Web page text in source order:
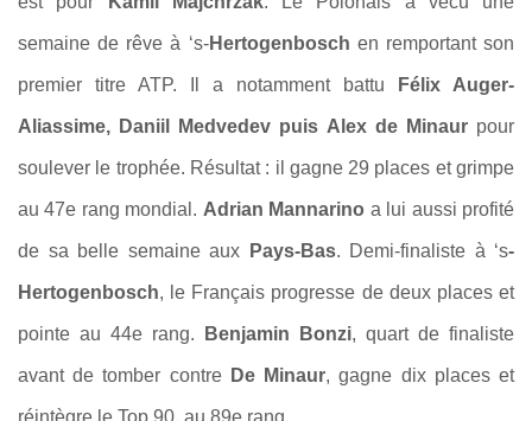
semaine de rêve à ‘s-Hertogenbosch en remportant son
premier titre ATP. Il a notamment battu Félix Auger-
Aliassime, Daniil Medvedev puis Alex de Minaurpour
soulever le trophée. Résultat : il gagne 29 places et grimpe
au 47e rang mondial. Adrian Mannarino a lui aussi profité
de sa belle semaine aux Pays-Bas. Demi-finaliste à ‘s-
Hertogenbosch, le Français progresse de deux places et
pointe au 44e rang. Benjamin Bonzi, quart de finaliste
avant de tomber contre De Minaur, gagne dix places et
réintègre le Top 90, au 89e rang.